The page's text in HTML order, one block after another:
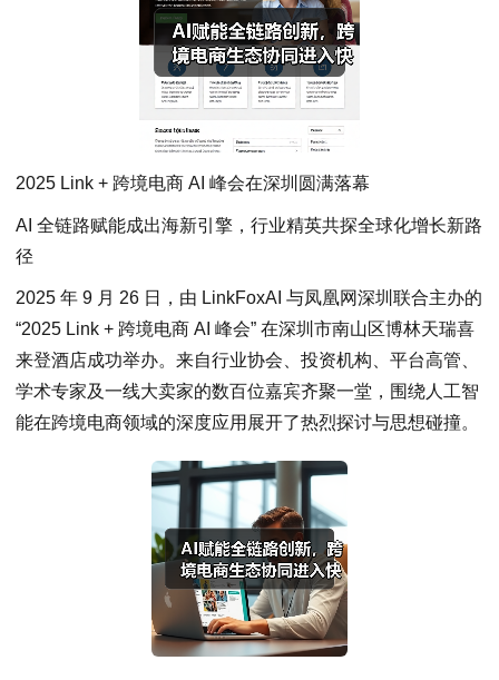
2025 Link + 跨境电商 AI 峰会在深圳圆满落幕
AI 全链路赋能成出海新引擎，行业精英共探全球化增长新路
径
2025 年 9 月 26 日，由 LinkFoxAI 与凤凰网深圳联合主办的
“2025 Link + 跨境电商 AI 峰会” 在深圳市南山区博林天瑞喜
来登酒店成功举办。来自行业协会、投资机构、平台高管、
学术专家及一线大卖家的数百位嘉宾齐聚一堂，围绕人工智
能在跨境电商领域的深度应用展开了热烈探讨与思想碰撞。